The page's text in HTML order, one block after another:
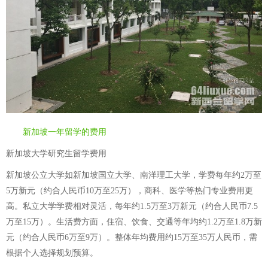
新加坡一年留学的费用
新加坡大学研究生留学费用
新加坡公立大学如新加坡国立大学、南洋理工大学，学费每年约2万至
5万新元（约合人民币10万至25万），商科、医学等热门专业费用更
高。私立大学学费相对灵活，每年约1.5万至3万新元（约合人民币7.5
万至15万）。生活费方面，住宿、饮食、交通等年均约1.2万至1.8万新
元（约合人民币6万至9万）。整体年均费用约15万至35万人民币，需
根据个人选择规划预算。